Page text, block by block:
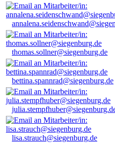
thomas.sollner@siegenburg.de
bettina.spannrad@siegenburg.de
lisa.strauch@siegenburg.de